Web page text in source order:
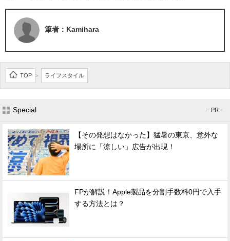
筆者：Kamihara
TOP > ライフスタイル
Special - PR -
【その発想はなかった】猛暑の東京、意外な
場所に「涼しい」広告が出現！
FPが解説！Apple製品を分割手数料0円で入手
する方法とは？